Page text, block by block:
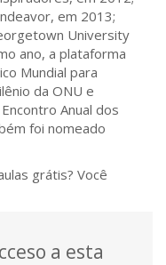
em 2013;
University
ano, a plataforma
Mundial para
da ONU e
Anual dos
foi nomeado
grátis? Você
a esta